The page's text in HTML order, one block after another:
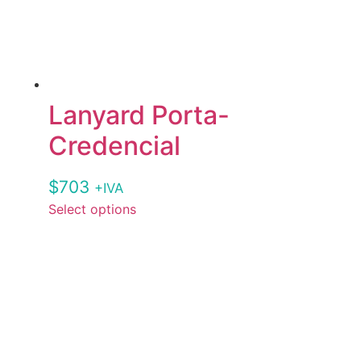
Lanyard Porta-
Credencial
$703 +IVA
Select options